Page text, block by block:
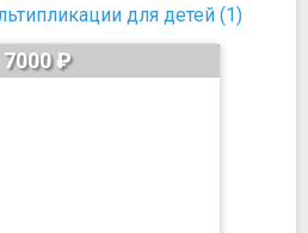
для детей (1)
7000 ₽